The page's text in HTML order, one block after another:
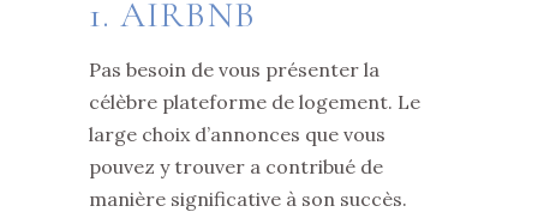
1. AIRBNB
Pas besoin de vous présenter la
célèbre plateforme de logement. Le
large choix d’annonces que vous
pouvez y trouver a contribué de
manière significative à son succès.